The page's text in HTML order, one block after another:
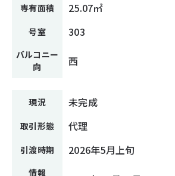
専有面積 25.07㎡
号室 303
バルコニー
向
西
現況 未完成
取引形態 代理
引渡時期 2026年5月上旬
情報